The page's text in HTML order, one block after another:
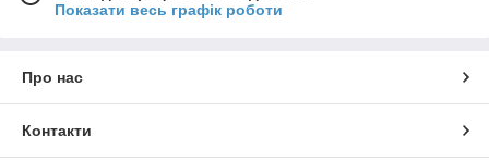
Показати весь графік роботи
Про нас
Контакти